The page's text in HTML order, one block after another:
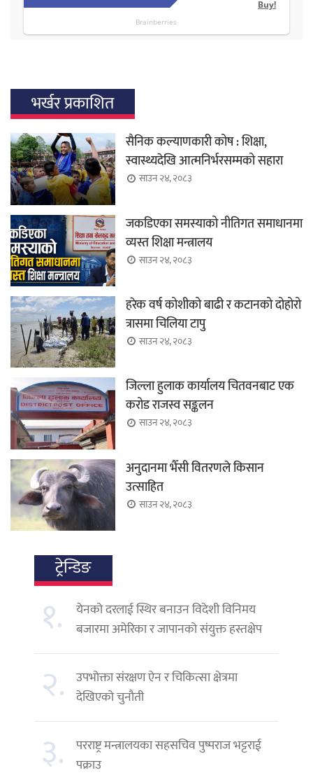
भर्खर प्रकाशित
सैनिक कल्याणकारी कोष : शिक्षा,
स्वास्थ्यदेखि आत्मनिर्भरसम्मको सहारा
साउन २४, २०८३
जकडिएका समस्याको नीतिगत समाधानमा
व्यस्त शिक्षा मन्त्रालय
साउन २४, २०८३
हरेक वर्ष कोशीको बाढी र कटानको दोहोरो
त्रासमा चिलिया टापु
साउन २४, २०८३
जिल्ला हुलाक कार्यालय चितवनबाट एक
करोड राजस्व सङ्कलन
साउन २४, २०८३
अनुदानमा भैँसी वितरणले किसान
उत्साहित
साउन २४, २०८३
ट्रेन्डिङ
१.
येनको दरलाई स्थिर बनाउन विदेशी विनिमय
बजारमा अमेरिका र जापानको संयुक्त हस्तक्षेप
२. उपभोक्ता संरक्षण ऐन र चिकित्सा क्षेत्रमा
देखिएको चुनौती
३.
परराष्ट्र मन्त्रालयका सहसचिव पुष्पराज भट्टराई
पक्राउ